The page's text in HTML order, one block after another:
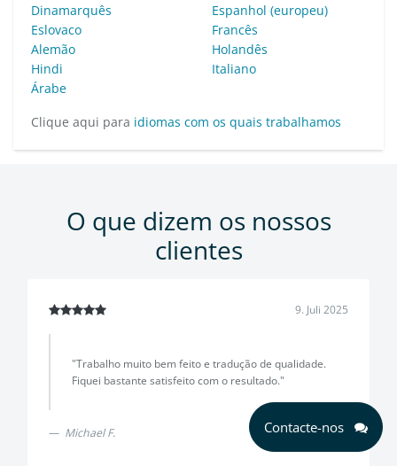
Dinamarquês
Espanhol (europeu)
Eslovaco
Francês
Alemão
Holandês
Hindi
Italiano
Árabe
Clique aqui para idiomas com os quais trabalhamos
O que dizem os nossos
clientes
9. Juli 2025
"Trabalho muito bem feito e tradução de qualidade.
Fiquei bastante satisfeito com o resultado."
Michael F. Contacte-nos